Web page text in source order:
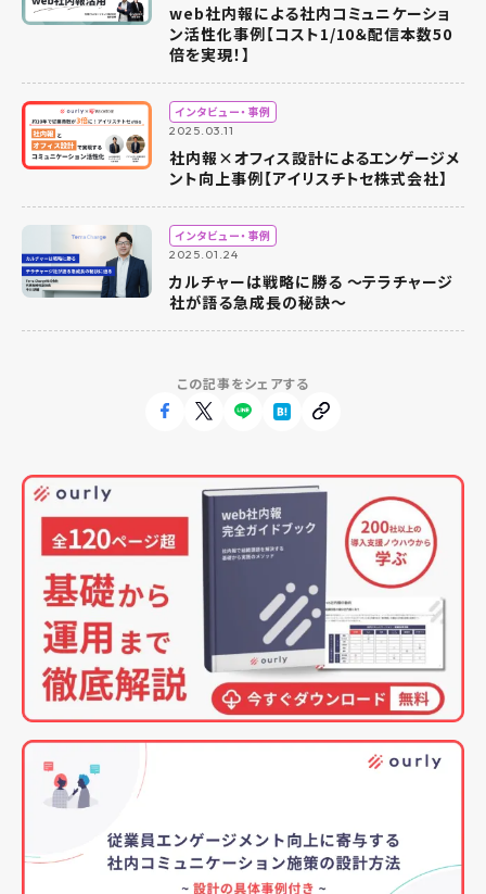
この記事をシェアする
web社内報による社内コミュニケーショ
ン活性化事例【コスト1/10＆配信本数50
倍を実現！】
インタビュー・事例
2025.03.11
社内報×オフィス設計によるエンゲージメ
ント向上事例【アイリスチトセ株式会社】
インタビュー・事例
2025.01.24
カルチャーは戦略に勝る 〜テラチャージ
社が語る急成長の秘訣〜